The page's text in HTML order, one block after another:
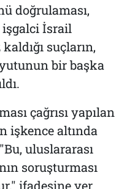
doğrulaması,
İsrail
suçların,
bir başka
çağrısı yapılan
işkence altında
uluslararası
soruşturması
ifadesine yer